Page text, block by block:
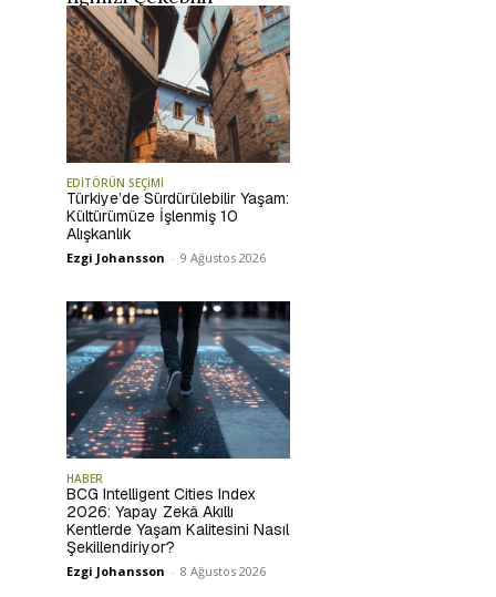
EDİTÖRÜN SEÇİMİ
Türkiye’de Sürdürülebilir Yaşam:
Kültürümüze İşlenmiş 10
Alışkanlık
Ezgi Johansson - 9 Ağustos 2026
HABER
BCG Intelligent Cities Index
2026: Yapay Zekâ Akıllı
Kentlerde Yaşam Kalitesini Nasıl
Şekillendiriyor?
Ezgi Johansson - 8 Ağustos 2026